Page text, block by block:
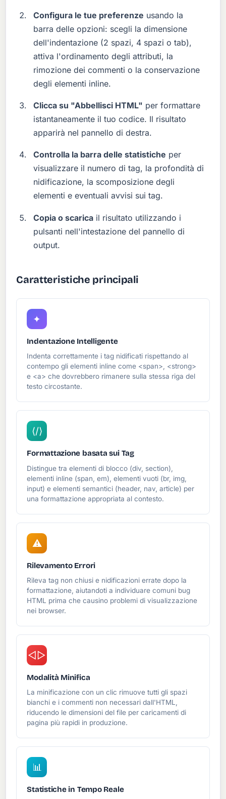
Configura le tue preferenze usando la
barra delle opzioni: scegli la dimensione
dell'indentazione (2 spazi, 4 spazi o tab),
attiva l'ordinamento degli attributi, la
rimozione dei commenti o la conservazione
degli elementi inline.
Clicca su "Abbellisci HTML" per formattare
istantaneamente il tuo codice. Il risultato
apparirà nel pannello di destra.
Controlla la barra delle statistiche per
visualizzare il numero di tag, la profondità di
nidificazione, la scomposizione degli
elementi e eventuali avvisi sui tag.
Copia o scarica il risultato utilizzando i
pulsanti nell'intestazione del pannello di
output.
Caratteristiche principali
✦
Indentazione Intelligente
Indenta correttamente i tag nidificati rispettando al
contempo gli elementi inline come <span>, <strong>
e <a> che dovrebbero rimanere sulla stessa riga del
testo circostante.
⟨/⟩
Formattazione basata sui Tag
Distingue tra elementi di blocco (div, section),
elementi inline (span, em), elementi vuoti (br, img,
input) e elementi semantici (header, nav, article) per
una formattazione appropriata al contesto.
⚠
Rilevamento Errori
Rileva tag non chiusi e nidificazioni errate dopo la
formattazione, aiutandoti a individuare comuni bug
HTML prima che causino problemi di visualizzazione
nei browser.
◁▷
Modalità Minifica
La minificazione con un clic rimuove tutti gli spazi
bianchi e i commenti non necessari dall'HTML,
riducendo le dimensioni del file per caricamenti di
pagina più rapidi in produzione.
📊
Statistiche in Tempo Reale